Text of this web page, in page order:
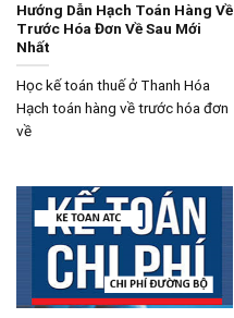
Hướng Dẫn Hạch Toán Hàng Về
Trước Hóa Đơn Về Sau Mới
Nhất
Học kế toán thuế ở Thanh Hóa
Hạch toán hàng về trước hóa đơn
về